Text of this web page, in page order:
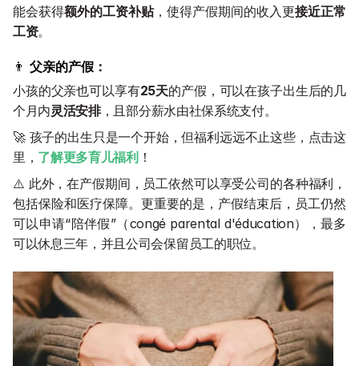
能会获得额外的工资补贴，使得产假期间的收入更接近正常
工资。
👨 父亲的产假：
小孩的父亲也可以享有25天的产假，可以在孩子出生后的几
个月内灵活安排，且部分薪水由社保系统支付。
🚀 孩子的出生只是一个开始，但福利远远不止这些，点击这
里， 了解更多育儿福利！
⚠️ 此外，在产假期间，员工依然可以享受公司的各种福利，
包括保险和医疗保障。更重要的是，产假结束后，员工仍然
可以申请“陪伴假”（congé parental d'éducation），最多
可以休息三年，并且公司会保留员工的职位。